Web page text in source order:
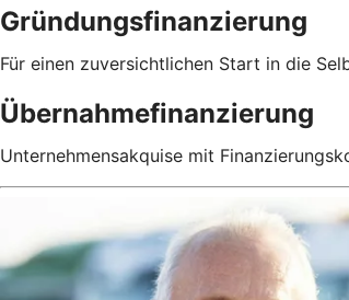
Gründungsfinanzierung
Für einen zuversichtlichen Start in die
Übernahmefinanzierung
Unternehmensakquise mit